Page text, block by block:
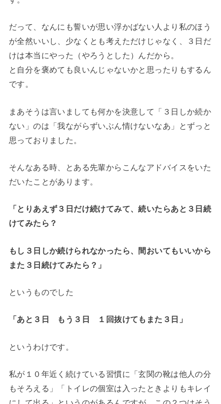
だって、なんにも誓いが思い浮かばない人より私のほう
が全然いいし、少なくとも考えただけじゃなく、３日だ
けは本当にやった（やろうとした）んだから。
と自分を褒めても良いんじゃないかと思ったりもするん
です。
まあそうは言いましても何かを決意して「３日しか続か
ない」のは「我ながらずいぶん情けないなあ」とずっと
思っておりました。
そんなある時、とある先輩からこんなアドバイスをいた
だいたことがあります。
「とりあえず３日だけ続けてみて、続いたらあと３日続
けてみたら？
もし３日しか続けられなかったら、間おいてもいいから
また３日続けてみたら？」
というものでした
「あと３日 もう３日 １回抜けてもまた３日」
というわけです。
私が１０年近く続けている習慣に「玄関の靴は他人の分
もそろえる」「トイレの個室は入ったときよりもキレイ